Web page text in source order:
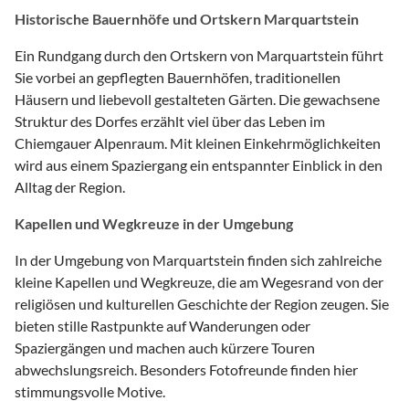
Historische Bauernhöfe und Ortskern Marquartstein
Ein Rundgang durch den Ortskern von Marquartstein führt
Sie vorbei an gepflegten Bauernhöfen, traditionellen
Häusern und liebevoll gestalteten Gärten. Die gewachsene
Struktur des Dorfes erzählt viel über das Leben im
Chiemgauer Alpenraum. Mit kleinen Einkehrmöglichkeiten
wird aus einem Spaziergang ein entspannter Einblick in den
Alltag der Region.
Kapellen und Wegkreuze in der Umgebung
In der Umgebung von Marquartstein finden sich zahlreiche
kleine Kapellen und Wegkreuze, die am Wegesrand von der
religiösen und kulturellen Geschichte der Region zeugen. Sie
bieten stille Rastpunkte auf Wanderungen oder
Spaziergängen und machen auch kürzere Touren
abwechslungsreich. Besonders Fotofreunde finden hier
stimmungsvolle Motive.